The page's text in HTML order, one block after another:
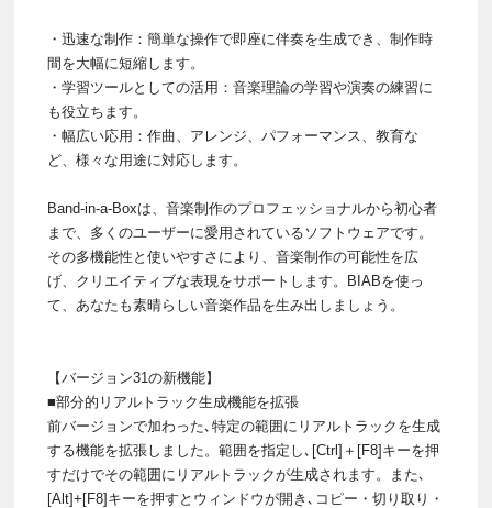
・迅速な制作：簡単な操作で即座に伴奏を生成でき、制作時
間を大幅に短縮します。
・学習ツールとしての活用：音楽理論の学習や演奏の練習に
も役立ちます。
・幅広い応用：作曲、アレンジ、パフォーマンス、教育な
ど、様々な用途に対応します。
Band-in-a-Boxは、音楽制作のプロフェッショナルから初心者
まで、多くのユーザーに愛用されているソフトウェアです。
その多機能性と使いやすさにより、音楽制作の可能性を広
げ、クリエイティブな表現をサポートします。BIABを使っ
て、あなたも素晴らしい音楽作品を生み出しましょう。
【バージョン31の新機能】
■部分的リアルトラック生成機能を拡張
前バージョンで加わった､特定の範囲にリアルトラックを生成
する機能を拡張しました。範囲を指定し､[Ctrl]＋[F8]キーを押
すだけでその範囲にリアルトラックが生成されます。また､
[Alt]+[F8]キーを押すとウィンドウが開き､コピー・切り取り・